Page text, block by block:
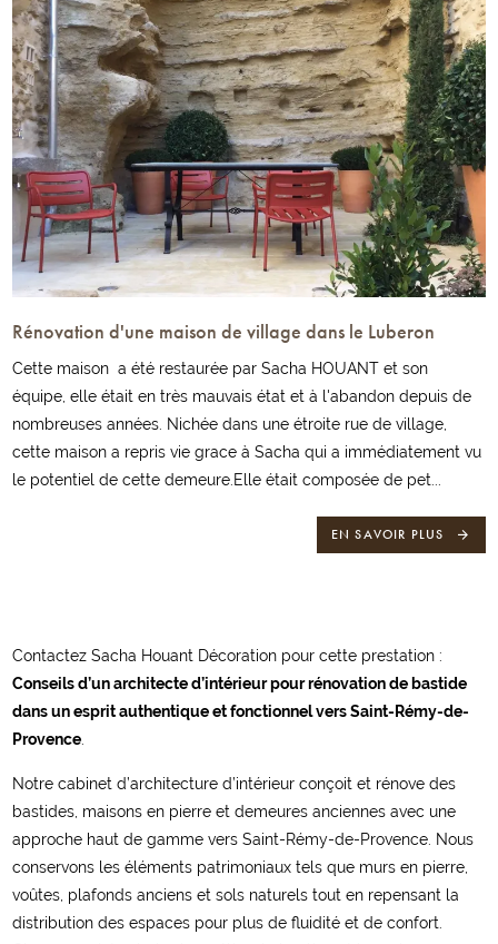
Rénovation d'une maison de village dans le Luberon
Cette maison a été restaurée par Sacha HOUANT et son
équipe, elle était en très mauvais état et à l'abandon depuis de
nombreuses années. Nichée dans une étroite rue de village,
cette maison a repris vie grace à Sacha qui a immédiatement vu
le potentiel de cette demeure.Elle était composée de pet...
EN SAVOIR PLUS
Contactez Sacha Houant Décoration pour cette prestation :
Conseils d’un architecte d’intérieur pour rénovation de bastide
dans un esprit authentique et fonctionnel vers Saint-Rémy-de-
Provence
Notre cabinet d’architecture d’intérieur conçoit et rénove des
bastides, maisons en pierre et demeures anciennes avec une
approche haut de gamme vers Saint-Rémy-de-Provence. Nous
conservons les éléments patrimoniaux tels que murs en pierre,
voûtes, plafonds anciens et sols naturels tout en repensant la
distribution des espaces pour plus de fluidité et de confort.